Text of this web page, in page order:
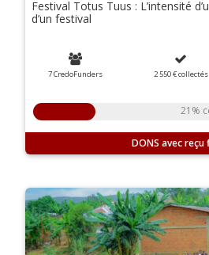
Festival Totus Tuus : L’intensité
d’un festival
7 CredoFunders 2 550 €collectés
21%
DONS